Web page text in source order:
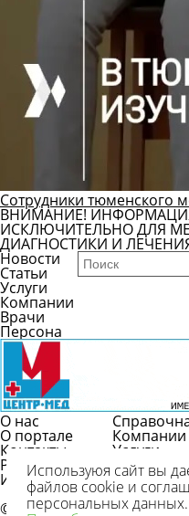
Сотрудники тюменского
ВНИМАНИЕ!
ИСКЛЮЧИТЕЛЬНО ДЛЯ
ДИАГНОСТИКИ И
Новости
Статьи
Услуги
Компании
Врачи
Персона
О нас
О портале
Контакты
Реклама
Использование
Компании
Услуги
Врачи
Вопрос/
© 2009-2026 г.
Используюя сайт вы
файлов cookie и
персональных данных.